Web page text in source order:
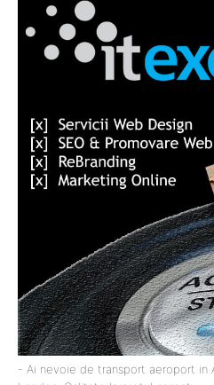
- Ai nevoie de transport aeroport in